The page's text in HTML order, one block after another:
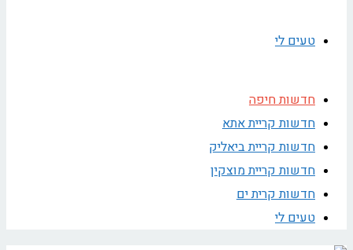
טעים לי
חדשות חיפה
חדשות קריית אתא
חדשות קריית ביאליק
חדשות קריית מוצקין
חדשות קרית ים
טעים לי